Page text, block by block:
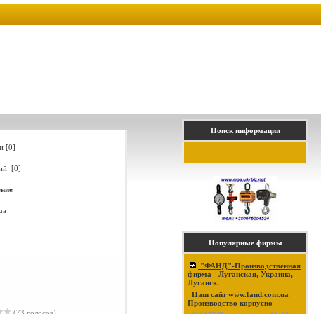
[0]
[0]
Поиск информации
Популярные фирмы
"ФАНД"-Производственная
фирма - Луганская, Украина,
Луганск.
Наш сайт www.fand.com.ua
Производство корпусно